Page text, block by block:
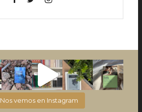
Nos vemos en Instagram